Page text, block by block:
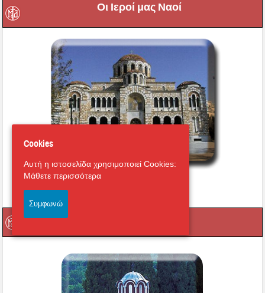
Οι Ιεροί μας Ναοί
Εικονική περιήγηση στο
Cookies
Αυτή η ιστοσελίδα χρησιμοποιεί Cookies:
Μάθετε περισσότερα
Συμφωνώ